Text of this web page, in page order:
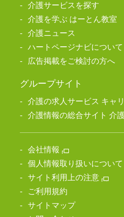
介護サービスを探す
介護を学ぶ はーとん教室
介護ニュース
ハートページナビについて
広告掲載をご検討の方へ
グループサイト
介護の求人サービス キャ
介護情報の総合サイト 介
会社情報
個人情報取り扱いについて
サイト利用上の注意
ご利用規約
サイトマップ